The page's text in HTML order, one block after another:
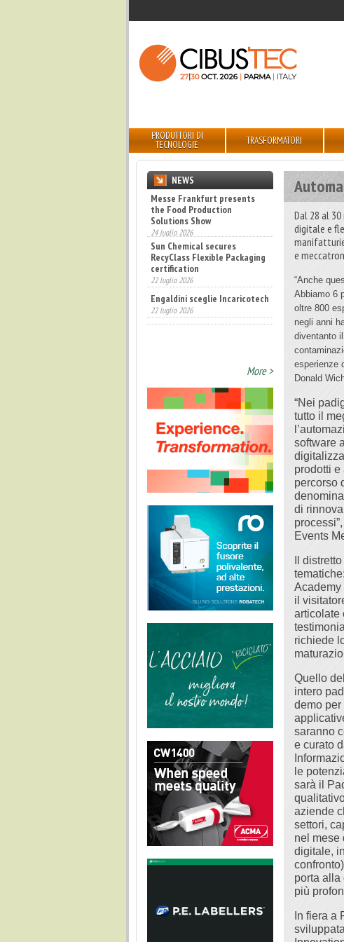
PRODUTTORI DI
TECNOLOGIE TRASFORMATORI
Dal 28 al
digitale e
e
“Anche
Abbiamo 6
oltre 800
negli anni
diventanto
esperienze
Donald
“Nei
tutto il
software
prodotti
percorso
di
Events
Il
Academy
il
articolate
richiede
Quello
intero
demo
saranno
e curato
le
sarà il
aziende
settori,
nel mese
digitale,
porta alla
più
In fiera a
NEWS
Sun Chemical secures
RecyClass Flexible Packaging
certification
22 luglio 2026
Engaldini sceglie Incaricotech
22 luglio 2026
Annunciati i finalisti dei
Diamonds Awards 2026 di FTA
Europe
14 luglio 2026
More >